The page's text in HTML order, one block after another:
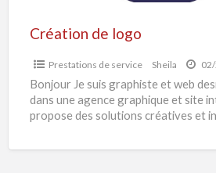
Création de logo
Prestations de service Sheila
Bonjour Je suis graphiste et web
dans une agence graphique et site
propose des solutions créatives et